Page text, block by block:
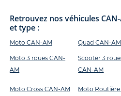
Retrouvez nos véhicules
et type :
Moto CAN-AM
Moto 3 roues CAN-
AM
Quad CAN-AM
Scooter 3
CAN-AM
Moto Cross CAN-AM
Moto Routière